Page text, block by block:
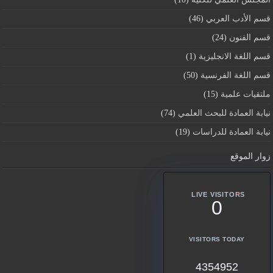
قسم اﻷدب العربي (46)
قسم الفنون (24)
قسم اللغة الانجليزية (1)
قسم اللغة الفرنسية (50)
ملتقيات علمية (15)
نيابة العمادة للبحث العلمي (74)
نيابة العمادة للدراسات (19)
زوار الموقع
LIVE VISITORS
0
VISITORS TODAY
4354952